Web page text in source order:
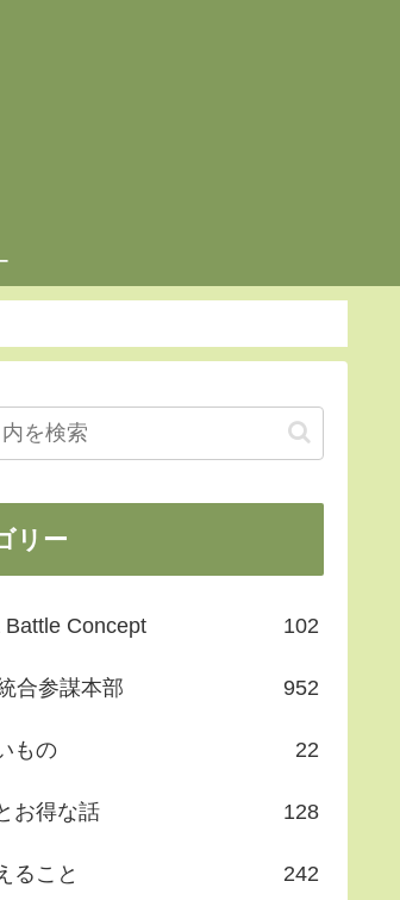
リー
Battle Concept 102
合参謀本部 952
もの 22
お得な話 128
ること 242